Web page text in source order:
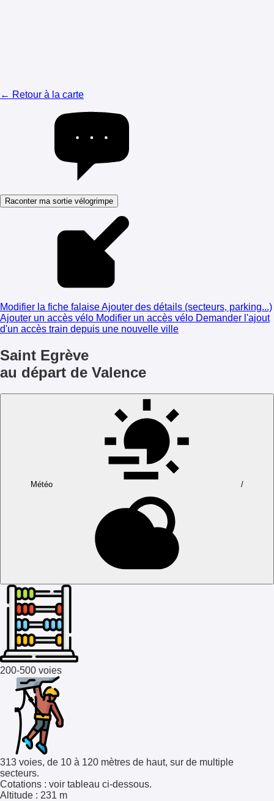
← Retour à la carte
Raconter ma sortie vélogrimpe
Modifier la fiche falaiseAjouter des détails (secteurs, parking...)
Ajouter un accès vélo Modifier un accès vélo Demander l'ajout
d'un accès train depuis une nouvelle ville
Saint Egrève
au départ de Valence
Météo /
200-500 voies
313 voies, de 10 à 120 mètres de haut, sur de multiple
secteurs.
Cotations : voir tableau ci-dessous.
Altitude : 231 m